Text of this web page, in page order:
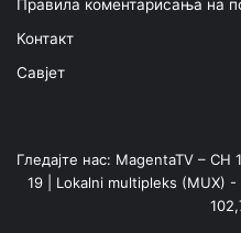
Правила коментарисања на
Контакт
Савјет
Гледајте нас: MagentaTV – CH
19 | Lokalni multipleks (MUX) -